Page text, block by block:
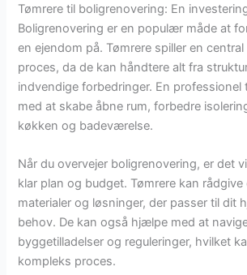
Tømrere til boligrenovering: En
Boligrenovering er en populær måde at
en ejendom på. Tømrere spiller en
proces, da de kan håndtere alt fra
indvendige forbedringer. En
med at skabe åbne rum, forbedre
køkken og badeværelse.
Når du overvejer boligrenovering, er det
klar plan og budget. Tømrere kan
materialer og løsninger, der passer til dit
behov. De kan også hjælpe med at
byggetilladelser og reguleringer, hvilket
kompleks proces.